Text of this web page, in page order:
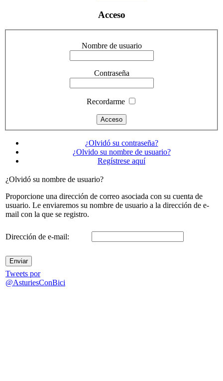
Acceso
Nombre de usuario
Contraseña
Recordarme
¿Olvidó su contraseña?
¿Olvido su nombre de usuario?
Regístrese aquí
¿Olvidó su nombre de usuario?
Proporcione una dirección de correo asociada con su cuenta de
usuario. Le enviaremos su nombre de usuario a la dirección de e-
mail con la que se registro.
Dirección de e-mail:
Enviar
Tweets por
@AsturiesConBici